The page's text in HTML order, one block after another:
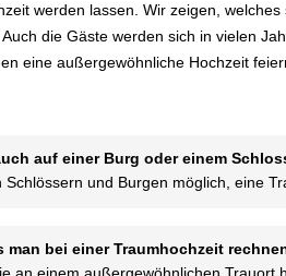
werden lassen. Wir zeigen,
die Gäste werden sich in vielen
eine außergewöhnliche Hochzeit
auf einer Burg oder einem
und Burgen möglich, eine
man bei einer Traumhochzeit